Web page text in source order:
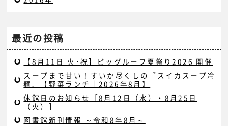
最近の投稿
【8月11日 火･祝】ビッグルーフ夏祭り2026 開催
スープまで甘い！すいか尽くしの『スイカスープ冷
麺』【野菜ランチ｜2026年8月】
休館日のお知らせ［8月12日（水）・8月25日
（火）］
図書館新刊情報 ～令和8年8月～